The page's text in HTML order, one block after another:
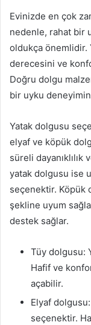
Evinizde en çok
nedenle, rahat bir
oldukça önemlidir.
derecesini ve
Doğru dolgu
bir uyku
Yatak dolgusu
elyaf ve köpük
süreli
yatak dolgusu ise
seçenektir. Köpük
şekline uyum
destek sağlar.
Tüy dolgusu:
Hafif ve
açabilir.
Elyaf
seçenektir.